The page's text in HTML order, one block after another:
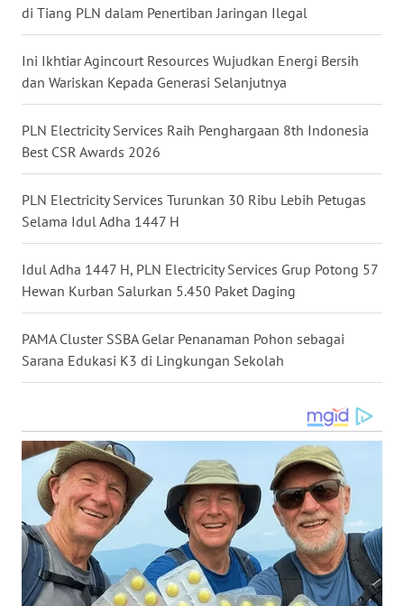
di Tiang PLN dalam Penertiban Jaringan Ilegal
Ini Ikhtiar Agincourt Resources Wujudkan Energi Bersih
dan Wariskan Kepada Generasi Selanjutnya
PLN Electricity Services Raih Penghargaan 8th Indonesia
Best CSR Awards 2026
PLN Electricity Services Turunkan 30 Ribu Lebih Petugas
Selama Idul Adha 1447 H
Idul Adha 1447 H, PLN Electricity Services Grup Potong 57
Hewan Kurban Salurkan 5.450 Paket Daging
PAMA Cluster SSBA Gelar Penanaman Pohon sebagai
Sarana Edukasi K3 di Lingkungan Sekolah
BALI
WN
KALBAR
WN
KALTENG
WN
KALTARA
WN
KALTIM
WN
GORONTALO
WN
SULUT
WN